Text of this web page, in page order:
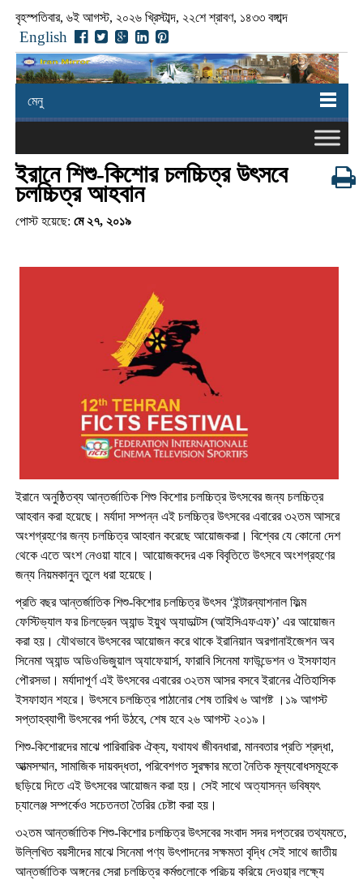
বৃহস্পতিবার, ৬ই আগস্ট, ২০২৬ খ্রিস্টাব্দ, ২২শে শ্রাবণ, ১৪৩৩ বঙ্গাব্দ
English
মেনু
ইরানে শিশু-কিশোর চলচ্চিত্র উৎসবে
চলচ্চিত্র আহবান
পোস্ট হয়েছে: মে ২৭, ২০১৯
ইরানে অনুষ্ঠিতব্য আন্তর্জাতিক শিশু কিশোর চলচ্চিত্র উৎসবের জন্য চলচ্চিত্র
আহবান করা হয়েছে। মর্যাদা সম্পন্ন এই চলচ্চিত্র উৎসবের এবারের ৩২তম আসরে
অংশগ্রহণের জন্য চলচ্চিত্র আহবান করেছে আয়োজকরা। বিশ্বের যে কোনো দেশ
থেকে এতে অংশ নেওয়া যাবে। আয়োজকদের এক বিবৃতিতে উৎসবে অংশগ্রহণের
জন্য নিয়মকানুন তুলে ধরা হয়েছে।
প্রতি বছর আন্তর্জাতিক শিশু-কিশোর চলচ্চিত্র উৎসব ‘ইন্টারন্যাশনাল ফিল্ম
ফেস্টিভ্যাল ফর চিলড্রেন অ্যান্ড ইয়ুথ অ্যাডাল্টস (আইসিএফএফ)’ এর আয়োজন
করা হয়। যৌথভাবে উৎসবের আয়োজন করে থাকে ইরানিয়ান অরগানাইজেশন অব
সিনেমা অ্যান্ড অডিওভিজুয়াল অ্যাফেয়ার্স, ফারাবি সিনেমা ফাউন্ডেশন ও ইসফাহান
পৌরসভা। মর্যাদাপূর্ণ এই উৎসবের এবারের ৩২তম আসর বসবে ইরানের ঐতিহাসিক
ইসফাহান শহরে। উৎসবে চলচ্চিত্র পাঠানোর শেষ তারিখ ৬ আগষ্ট ।১৯ আগস্ট
সপ্তাহব্যাপী উৎসবের পর্দা উঠবে, শেষ হবে ২৬ আগস্ট ২০১৯।
শিশু-কিশোরদের মাঝে পারিবারিক ঐক্য, যথাযথ জীবনধারা, মানবতার প্রতি শ্রদ্ধা,
আত্মসম্মান, সামাজিক দায়বদ্ধতা, পরিবেশগত সুরক্ষার মতো নৈতিক মূল্যবোধসমূহকে
ছড়িয়ে দিতে এই উৎসবের আয়োজন করা হয়। সেই সাথে অত্যাসন্ন ভবিষ্যৎ
চ্যালেঞ্জ সম্পর্কেও সচেতনতা তৈরির চেষ্টা করা হয়।
৩২তম আন্তর্জাতিক শিশু-কিশোর চলচ্চিত্র উৎসবের সংবাদ সদর দপ্তরের তথ্যমতে,
উল্লিখিত বয়সীদের মাঝে সিনেমা পণ্য উৎপাদনের সক্ষমতা বৃদ্ধি সেই সাথে জাতীয়
আন্তর্জাতিক অঙ্গনের সেরা চলচ্চিত্র কর্মগুলোকে পরিচয় করিয়ে দেওয়া্র লক্ষ্যে